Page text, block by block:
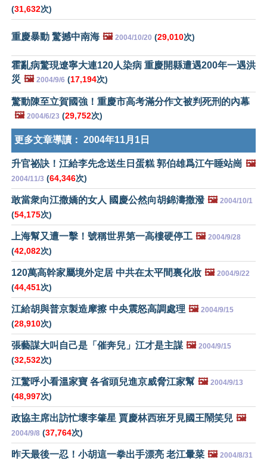
(31,632次)
重慶暴動 驚撼中南海 🖼️ 2004/10/20 (29,010次)
霍亂病驚現遼寧大連120人染病 重慶開縣遭遇200年一遇洪
災 🖼️ 2004/9/6 (17,194次)
驚動陳至立賀國強！重慶市高考滿分作文被判死刑的內幕
🖼️ 2004/6/23 (29,752次)
更多文章導讀： 2004年11月1日
升官祕訣！江給李先念送生日蛋糕 郭伯雄爲江午睡站崗 🖼️
2004/11/3 (64,346次)
敢當衆向江撒嬌的女人 國慶公然向胡錦濤撒潑 🖼️ 2004/10/1
(54,175次)
上海幫又遭一擊！號稱世界第一高樓硬停工 🖼️ 2004/9/28
(42,082次)
120萬高幹家屬境外定居 中共在太平間裏化妝 🖼️ 2004/9/22
(44,451次)
江給胡與普京製造摩擦 中央震怒高調處理 🖼️ 2004/9/15
(28,910次)
張藝謀大叫自己是「催奔兒」江才是主謀 🖼️ 2004/9/15
(32,532次)
江驚呼小看溫家寶 各省頭兒進京威脅江家幫 🖼️ 2004/9/13
(48,997次)
政協主席出訪忙壞李肇星 賈慶林西班牙見國王鬧笑兒 🖼️
2004/9/8 (37,764次)
昨天最後一忍！小胡這一拳出手漂亮 老江暈菜 🖼️ 2004/8/31